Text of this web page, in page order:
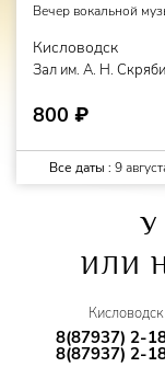
Вечер вокальной
Кисловодск
Зал им. А. Н.
800 ₽
Все даты : 9
У
ИЛИ
Кисловодск
8(87937) 2-
8(87937) 2-